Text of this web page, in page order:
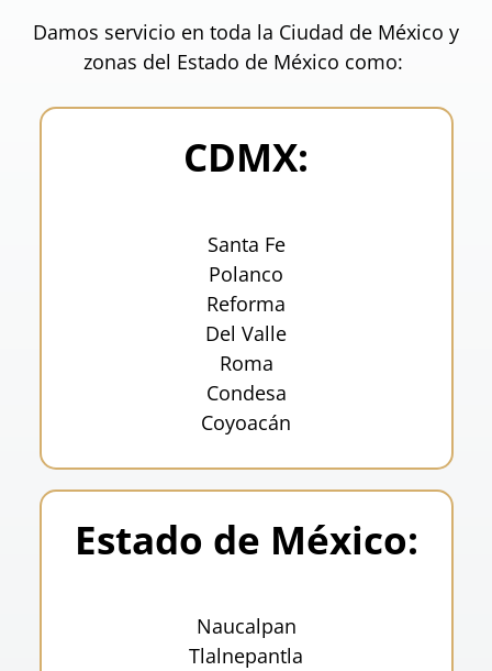
Damos servicio en toda la Ciudad de México y
zonas del Estado de México como:
CDMX:
Santa Fe
Polanco
Reforma
Del Valle
Roma
Condesa
Coyoacán
Estado de México:
Naucalpan
Tlalnepantla